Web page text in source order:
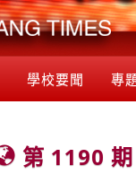
學校要聞 專
第 1190